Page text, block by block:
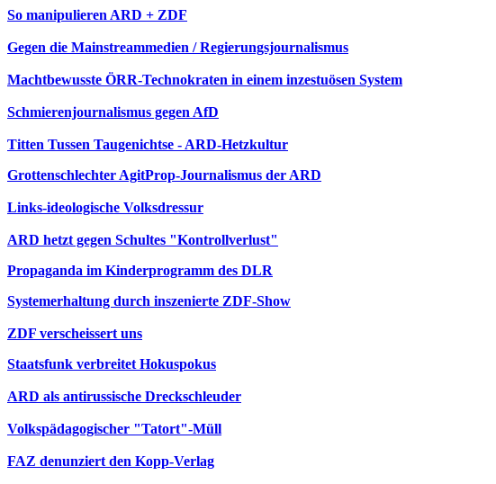
So manipulieren ARD + ZDF
Gegen die Mainstreammedien / Regierungsjournalismus
Machtbewusste ÖRR-Technokraten in einem inzestuösen System
Schmierenjournalismus gegen AfD
Titten Tussen Taugenichtse - ARD-Hetzkultur
Grottenschlechter AgitProp-Journalismus der ARD
Links-ideologische Volksdressur
ARD hetzt gegen Schultes "Kontrollverlust"
Propaganda im Kinderprogramm des DLR
Systemerhaltung durch inszenierte ZDF-Show
ZDF verscheissert uns
Staatsfunk verbreitet Hokuspokus
ARD als antirussische Dreckschleuder
Volkspädagogischer "Tatort"-Müll
FAZ denunziert den Kopp-Verlag